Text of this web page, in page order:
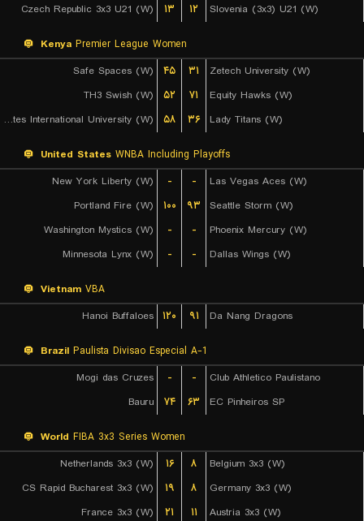
Czech Republic 3x3 U21 (W)
۱۳ ۱۲ Slovenia (3x3) U21 (W)
Kenya Premier League Women
Safe Spaces (W)
۴۵ ۳۱
Zetech University (W)
TH3 Swish (W)
۵۲ ۷۱
Equity Hawks (W)
United States International University (W)
۵۸ ۳۶ Lady Titans (W)
United States WNBA Including Playoffs
New York Liberty (W)
- -
Las Vegas Aces (W)
Portland Fire (W)
۱۰۰ ۹۳
Seattle Storm (W)
Washington Mystics (W)
- -
Phoenix Mercury (W)
Minnesota Lynx (W)
- - Dallas Wings (W)
Vietnam VBA
Hanoi Buffaloes
۱۲۰ ۹۱ Da Nang Dragons
Brazil Paulista Divisao Especial A-1
Mogi das Cruzes
- -
Club Athletico Paulistano
Bauru
۷۴ ۶۳ EC Pinheiros SP
World FIBA 3x3 Series Women
Netherlands 3x3 (W)
۱۶ ۸
Belgium 3x3 (W)
CS Rapid Bucharest 3x3 (W)
۱۹ ۸
Germany 3x3 (W)
France 3x3 (W)
۲۱ ۱۱ Austria 3x3 (W)